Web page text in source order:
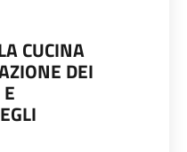
CUCINA
DEI